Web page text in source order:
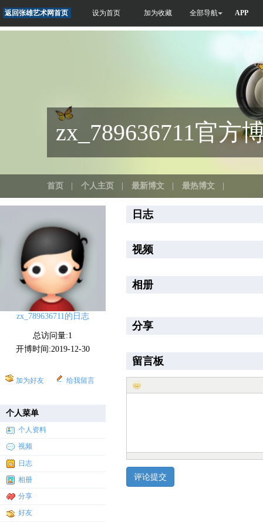
返回张雄艺术网首页 设为首页 加为收藏 全部导航 APP
zx_789636711官方
首页 个人主页 最新博文 最热博文
zx_789636711的日志
总访问量:1
开博时间:2019-12-30
加为好友 给我留言
个人菜单
个人资料
视频
日志
相册
分享
好友
日志
视频
相册
分享
留言板